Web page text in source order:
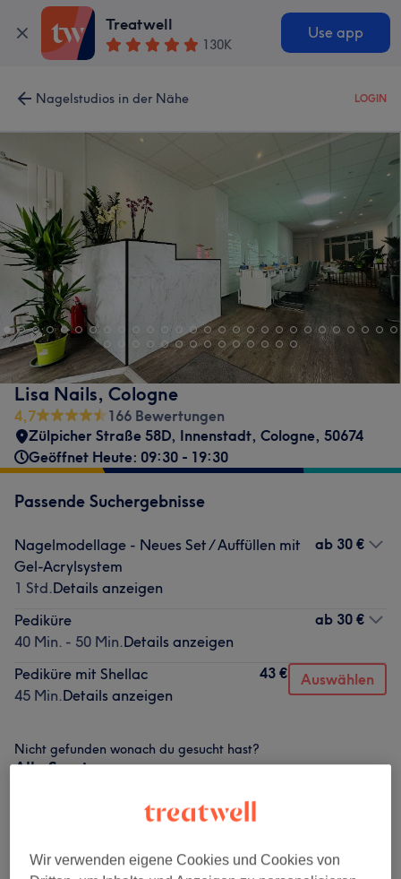
Treatwell
130K
Use app
Nagelstudios in der Nähe LOGIN
Lisa Nails, Cologne
4,7
166 Bewertungen
Zülpicher Straße 58D, Innenstadt, Cologne, 50674
Geöffnet Heute: 09:30 - 19:30
Passende Suchergebnisse
Nagelmodellage - Neues Set / Auffüllen mit
Gel-Acrylsystem
1 Std.Details anzeigen
ab 30 €
Pediküre
40 Min. - 50 Min.Details anzeigen
ab 30 €
Pediküre mit Shellac
45 Min.Details anzeigen
43 € Auswählen
Nicht gefunden wonach du gesucht hast?
Alle Services
)
Maniküre & Pediküre 5) ab 15 €
Wir verwenden eigene Cookies und Cookies von